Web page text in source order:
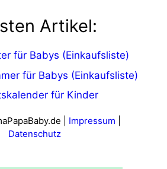
Artikel:
für Babys (Einkaufsliste)
für Babys (Einkaufsliste)
für Kinder
| Impressum
Datenschutz